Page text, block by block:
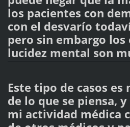
los pacientes con
con el desvarío
pero sin embargo los
lucidez mental son
Este tipo de casos es
de lo que se piensa,
mi actividad médica